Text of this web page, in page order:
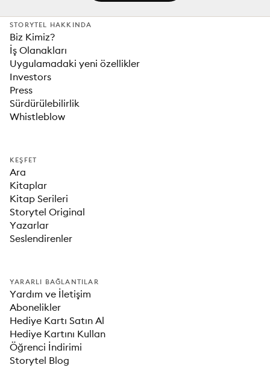
STORYTEL HAKKINDA
Biz Kimiz?
İş Olanakları
Uygulamadaki yeni özellikler
Investors
Press
Sürdürülebilirlik
Whistleblow
KEŞFET
Ara
Kitaplar
Kitap Serileri
Storytel Original
Yazarlar
Seslendirenler
YARARLI BAĞLANTILAR
Yardım ve İletişim
Abonelikler
Hediye Kartı Satın Al
Hediye Kartını Kullan
Öğrenci İndirimi
Storytel Blog